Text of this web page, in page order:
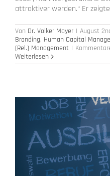
attraktiver werden.“ Er
Von Dr. Volker Mayer | August
Branding, Human Capital
(Rel.) Management |
Weiterlesen